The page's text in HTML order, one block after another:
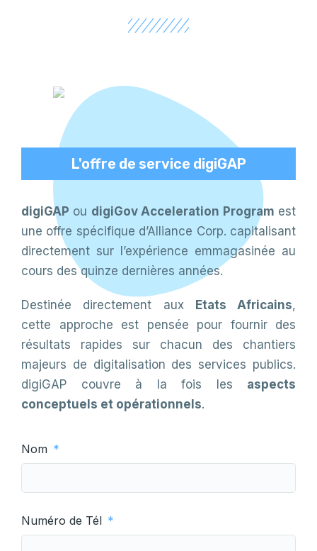
L'offre de service digiGAP
digiGAP ou digiGov Acceleration Program est
une offre spécifique d’Alliance Corp. capitalisant
directement sur l’expérience emmagasinée au
cours des quinze dernières années.
Destinée directement aux Etats Africains,
cette approche est pensée pour fournir des
résultats rapides sur chacun des chantiers
majeurs de digitalisation des services publics.
digiGAP couvre à la fois les aspects
conceptuels et opérationnels.
Nom
Numéro de Tél